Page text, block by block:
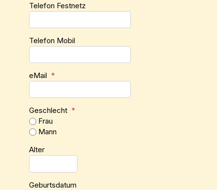
Telefon Festnetz
Telefon Mobil
eMail *
Geschlecht *
Frau
Mann
Alter
Geburtsdatum